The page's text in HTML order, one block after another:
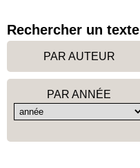
Rechercher un texte
PAR AUTEUR
PAR ANNÉE